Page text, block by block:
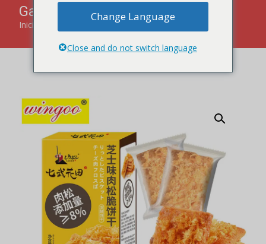
Galleta de queso y cecina 60g
Inicio Galleta de queso y cecina 60g
Change Language
Close and do not switch language